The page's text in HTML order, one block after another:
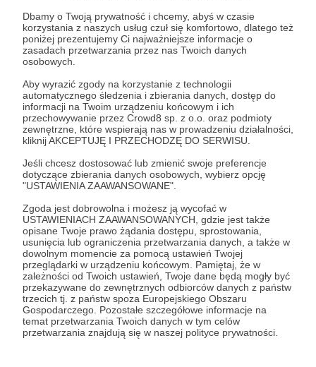
Dbamy o Twoją prywatność i chcemy, abyś w czasie
korzystania z naszych usług czuł się komfortowo, dlatego też
poniżej prezentujemy Ci najważniejsze informacje o
zasadach przetwarzania przez nas Twoich danych
osobowych.
Aby wyrazić zgody na korzystanie z technologii
automatycznego śledzenia i zbierania danych, dostęp do
informacji na Twoim urządzeniu końcowym i ich
przechowywanie przez Crowd8 sp. z o.o. oraz podmioty
zewnętrzne, które wspierają nas w prowadzeniu działalności,
kliknij AKCEPTUJĘ I PRZECHODZĘ DO SERWISU.
Jeśli chcesz dostosować lub zmienić swoje preferencje
dotyczące zbierania danych osobowych, wybierz opcję
"USTAWIENIA ZAAWANSOWANE".
Zgoda jest dobrowolna i możesz ją wycofać w
USTAWIENIACH ZAAWANSOWANYCH, gdzie jest także
opisane Twoje prawo żądania dostępu, sprostowania,
usunięcia lub ograniczenia przetwarzania danych, a także w
dowolnym momencie za pomocą ustawień Twojej
przeglądarki w urządzeniu końcowym. Pamiętaj, że w
zależności od Twoich ustawień, Twoje dane będą mogły być
przekazywane do zewnętrznych odbiorców danych z państw
trzecich tj. z państw spoza Europejskiego Obszaru
Gospodarczego. Pozostałe szczegółowe informacje na
temat przetwarzania Twoich danych w tym celów
przetwarzania znajdują się w naszej polityce prywatności.
Odpowiedz
Użytkownik
Komentarz użytkownika
Odpowiedz
Zostań Patronem
Dołącz do grona Patronów!
Wesprzyj działalność AutoraCentrum Sztuki
Włączającej / Teatr 21już teraz!